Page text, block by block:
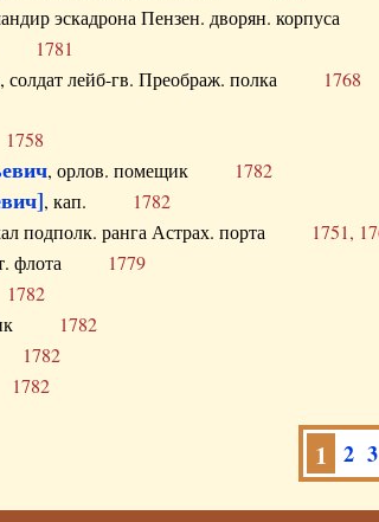
эскадрона Пензен. дворян. корпуса
1781
солдат лейб-гв. Преображ. полка 1768
1758
, орлов. помещик 1782
, кап. 1782
подполк. ранга Астрах. порта 1751,
флота 1779
1782
1782
1782
1782
1 2 3